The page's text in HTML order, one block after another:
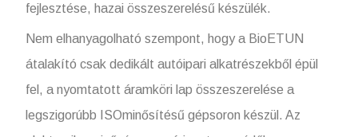
fejlesztése, hazai összeszerelésű készülék.
Nem elhanyagolható szempont, hogy a BioETUN
átalakító csak dedikált autóipari alkatrészekből épül
fel, a nyomtatott áramköri lap összeszerelése a
legszigorúbb ISOminősítésű gépsoron készül. Az